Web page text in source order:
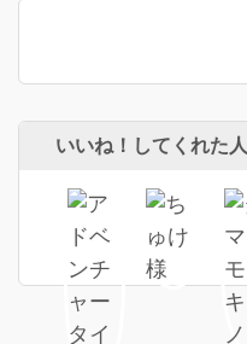
いいね！してくれた人